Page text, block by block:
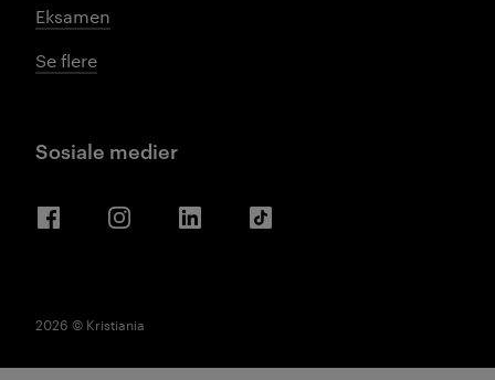
Eksamen
Se flere
Sosiale medier
2026 © Kristiania